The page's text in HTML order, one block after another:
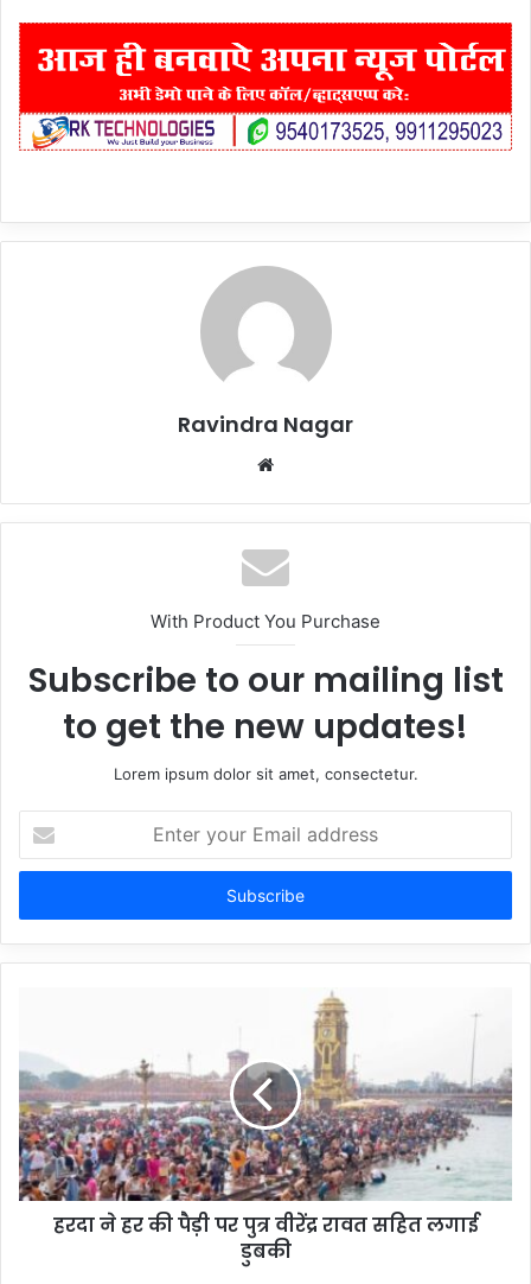
Ravindra Nagar
Website
With Product You Purchase
Subscribe to our mailing list
to get the new updates!
Lorem ipsum dolor sit amet, consectetur.
your
Email
हरदा ने हर की पैड़ी पर पुत्र वीरेंद्र रावत सहित लगाई
डुबकी